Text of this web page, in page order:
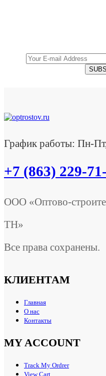
График работы: Пн-
+7 (863) 229-
ООО «Оптово-
ТН»
Все права сохранены.
КЛИЕНТАМ
Главная
О нас
Контакты
MY ACCOUNT
Track My Ordrer
View Cart